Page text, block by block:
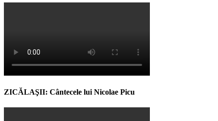
ZICĂLAŞII: Cântecele lui Nicolae Picu